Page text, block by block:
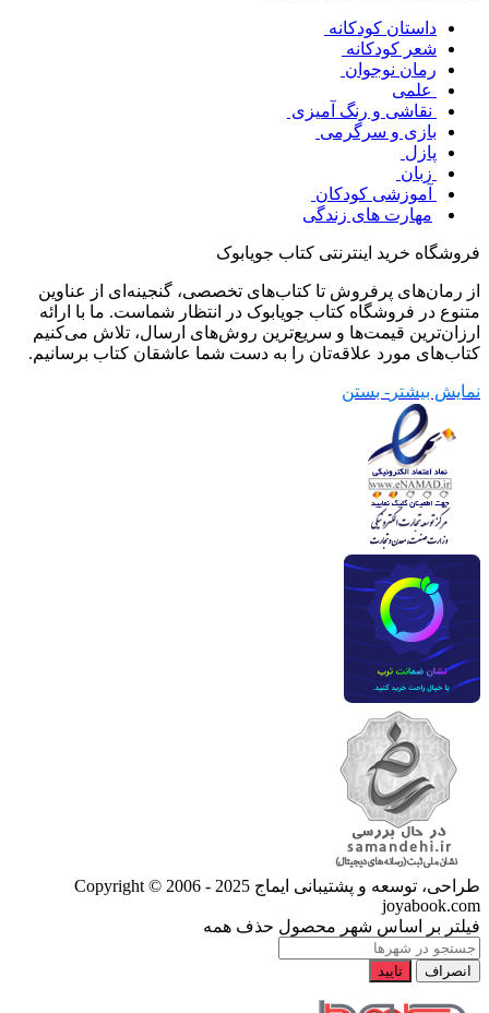
داستان کودکانه
شعر کودکانه
رمان نوجوان
علمی
نقاشی و رنگ آمیزی
بازی و سرگرمی
پازل
زبان
آموزشی کودکان
مهارت های زندگی
فروشگاه خرید اینترنتی کتاب جویابوک
از رمان‌های پرفروش تا کتاب‌های تخصصی، گنجینه‌ای از عناوین
متنوع در فروشگاه کتاب جویابوک در انتظار شماست. ما با ارائه
ارزان‌ترین قیمت‌ها و سریع‌ترین روش‌های ارسال، تلاش می‌کنیم
کتاب‌های مورد علاقه‌تان را به دست شما عاشقان کتاب برسانیم.
نمایش بیشتر - بستن
طراحی، توسعه و پشتیبانی ایماج Copyright © 2006 - 2025
joyabook.com
فیلتر بر اساس شهر محصول حذف همه
انصراف تایید